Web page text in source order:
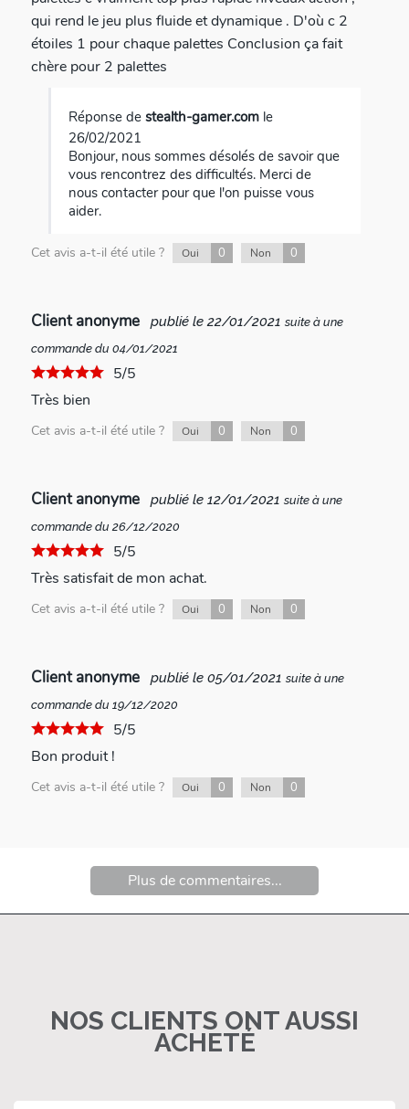
qui rend le jeu plus fluide et dynamique . D'où c 2
étoiles 1 pour chaque palettes Conclusion ça fait
chère pour 2 palettes
Réponse de stealth-gamer.com le
26/02/2021
Bonjour, nous sommes désolés de savoir que
vous rencontrez des difficultés. Merci de
nous contacter pour que l'on puisse vous
aider.
Cet avis a-t-il été utile ? Oui 0 Non 0
Client anonyme publié le 22/01/2021 suite à une
commande du 04/01/2021
5/5
Très bien
Cet avis a-t-il été utile ? Oui 0 Non 0
Client anonyme publié le 12/01/2021 suite à une
commande du 26/12/2020
5/5
Très satisfait de mon achat.
Cet avis a-t-il été utile ? Oui 0 Non 0
Client anonyme publié le 05/01/2021 suite à une
commande du 19/12/2020
5/5
Bon produit !
Cet avis a-t-il été utile ? Oui 0 Non 0
Plus de commentaires...
NOS CLIENTS ONT AUSSI
ACHETÉ